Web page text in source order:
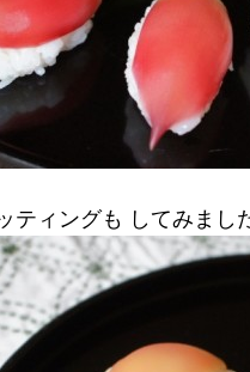
ティングも してみまし